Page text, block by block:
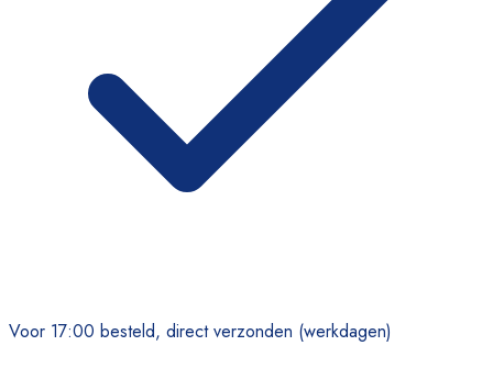
Voor 17:00 besteld, direct verzonden (werkdagen)